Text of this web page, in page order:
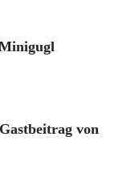
von